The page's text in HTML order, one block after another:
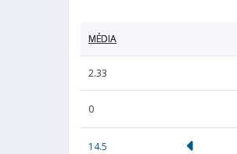
MÉDIA
2.33
0
14.5